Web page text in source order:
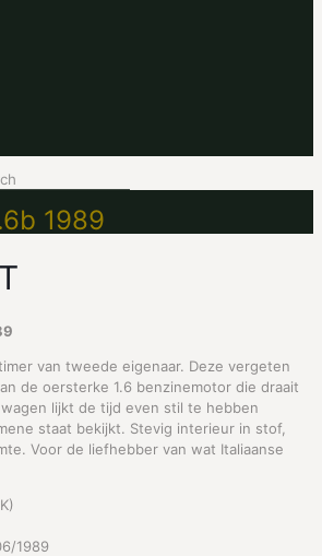
1989
van tweede eigenaar. Deze vergeten
de oersterke 1.6 benzinemotor die draait
lijkt de tijd even stil te hebben
staat bekijkt. Stevig interieur in stof,
Voor de liefhebber van wat Italiaanse
1989